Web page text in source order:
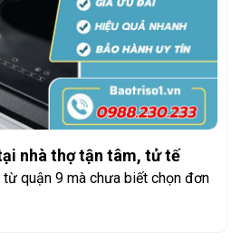
bếp từ quận 9 tại nhà thợ tận tâm, tử tế
quận 9 mà chưa biết chọn đơn